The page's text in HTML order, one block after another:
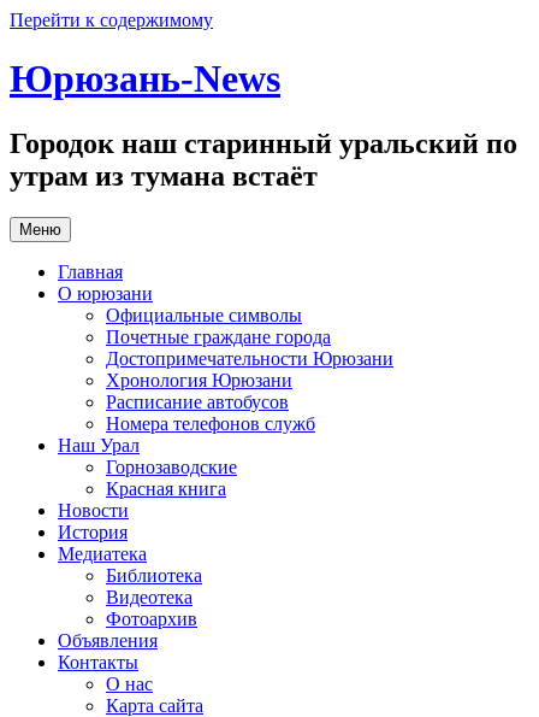
Перейти к содержимому
Юрюзань-News
Городок наш старинный уральский по
утрам из тумана встаёт
Меню
Главная
О юрюзани
Официальные символы
Почетные граждане города
Достопримечательности Юрюзани
Хронология Юрюзани
Расписание автобусов
Номера телефонов служб
Наш Урал
Горнозаводские
Красная книга
Новости
История
Медиатека
Библиотека
Видеотека
Фотоархив
Объявления
Контакты
О нас
Карта сайта